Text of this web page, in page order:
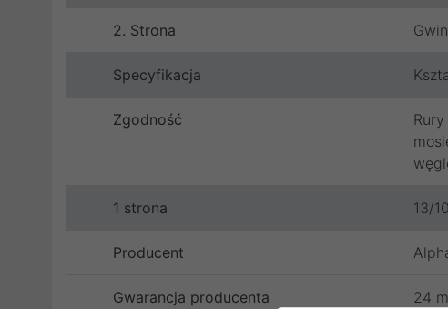
2. Strona
Specyfikacja
Zgodność
1 strona 13/
Producent
Gwarancja producenta 24